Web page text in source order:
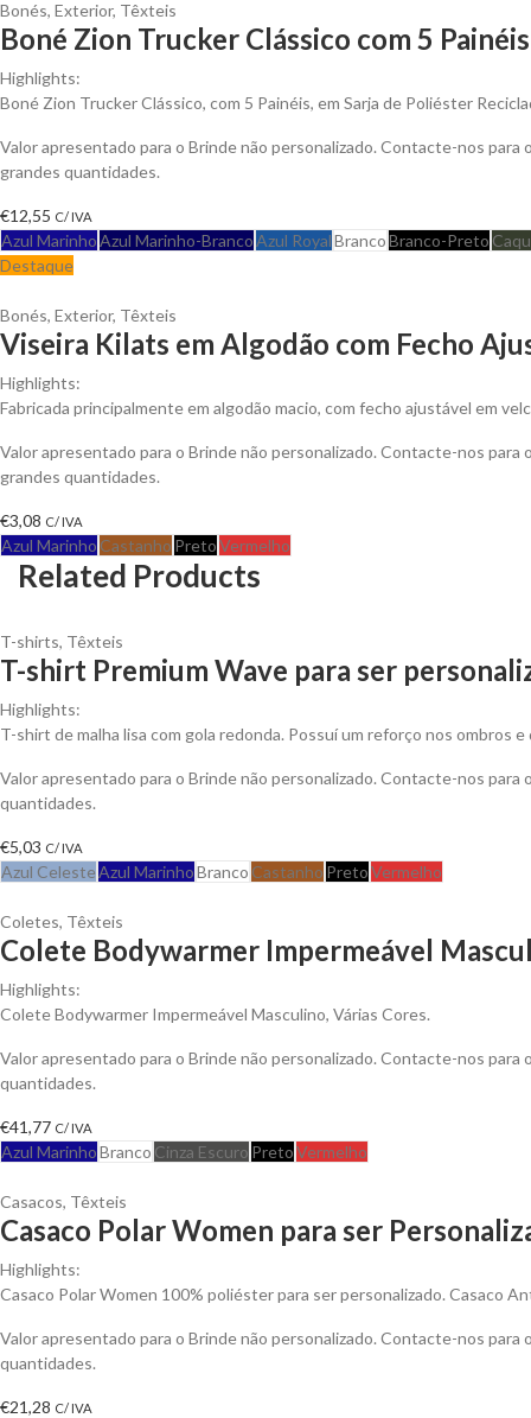
Bonés, Exterior, Têxteis
Boné Zion Trucker Clássico com 5
Highlights:
Boné Zion Trucker Clássico, com 5 Painéis, em Sarja de Poliéster
Valor apresentado para o Brinde não personalizado. Contacte-nos
grandes quantidades.
€12,55 C/ IVA
Azul MarinhoAzul Marinho-BrancoAzul RoyalBrancoBranco-Preto
Destaque
Bonés, Exterior, Têxteis
Viseira Kilats em Algodão com Fecho
Highlights:
Fabricada principalmente em algodão macio, com fecho ajustável em
Valor apresentado para o Brinde não personalizado. Contacte-nos
grandes quantidades.
€3,08 C/ IVA
Azul Marinho Castanho PretoVermelho
Related Products
T-shirts, Têxteis
T-shirt Premium Wave para ser
Highlights:
T-shirt de malha lisa com gola redonda. Possuí um reforço nos ombros
Valor apresentado para o Brinde não personalizado. Contacte-nos
quantidades.
€5,03 C/ IVA
Azul CelesteAzul MarinhoBranco Castanho PretoVermelho
Coletes, Têxteis
Colete Bodywarmer Impermeável
Highlights:
Colete Bodywarmer Impermeável Masculino, Várias Cores.
Valor apresentado para o Brinde não personalizado. Contacte-nos
quantidades.
€41,77 C/ IVA
Azul MarinhoBranco Cinza Escuro PretoVermelho
Casacos, Têxteis
Casaco Polar Women para ser
Highlights:
Casaco Polar Women 100% poliéster para ser personalizado. Casaco
Valor apresentado para o Brinde não personalizado. Contacte-nos
quantidades.
€21,28 C/ IVA